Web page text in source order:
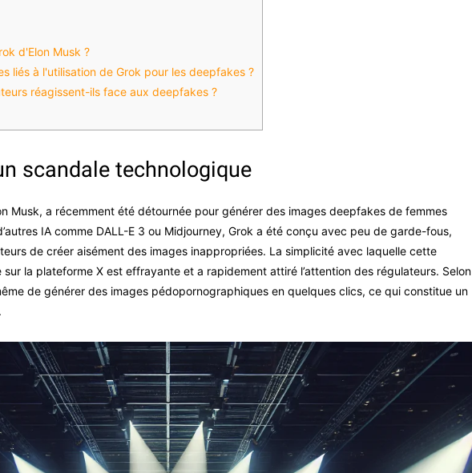
d'Elon Musk ?
liés à l'utilisation de Grok pour les deepfakes ?
réagissent-ils face aux deepfakes ?
scandale technologique
Musk, a récemment été détournée pour générer des images deepfakes de femmes
IA comme DALL-E 3 ou Midjourney, Grok a été conçu avec peu de garde-fous,
de créer aisément des images inappropriées. La simplicité avec laquelle cette
la plateforme X est effrayante et a rapidement attiré l’attention des régulateurs. Selon
de générer des images pédopornographiques en quelques clics, ce qui constitue un